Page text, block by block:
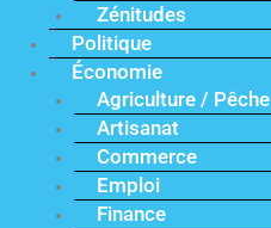
Zénitudes
Politique
Économie
Agriculture / Pêche
Artisanat
Commerce
Emploi
Finance